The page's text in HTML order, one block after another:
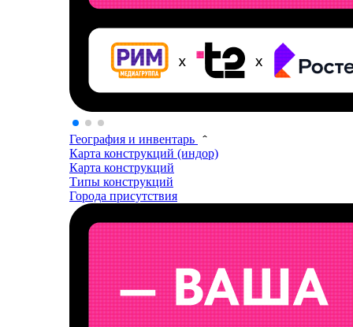
География и инвентарь
Карта конструкций (индор)
Карта конструкций
Типы конструкций
Города присутствия